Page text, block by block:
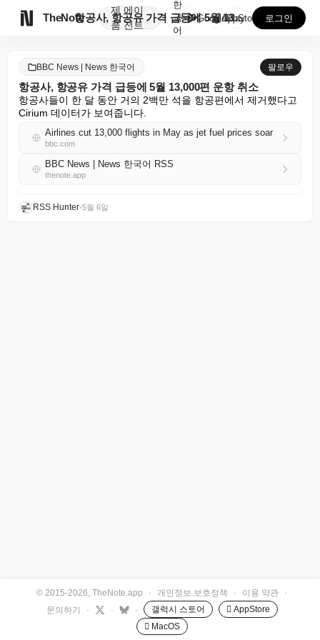
TheNote
제
품
에이
전트
항공사, 항공유 가격 급등에 5월 13,000편 운항 ...
한
국
어
GooglePlay
AppStore 로그인
BBC News | News 한국어 팔로우
항공사, 항공유 가격 급등에 5월 13,000편 운항 취소
항공사들이 한 달 동안 거의 2백만 석을 항공편에서 제거했다고
Cirium 데이터가 보여줍니다.
Airlines cut 13,000 flights in May as jet fuel prices soar
bbc.com
BBC News | News 한국어 RSS
thenote.app
RSS Hunter•5월 6일
© 2015-2026, TheNote.app · 개인정보 보호정책 · 이용 약관
·
문의하기
· · · 갤럭시 스토어
 AppStore
 MacOS